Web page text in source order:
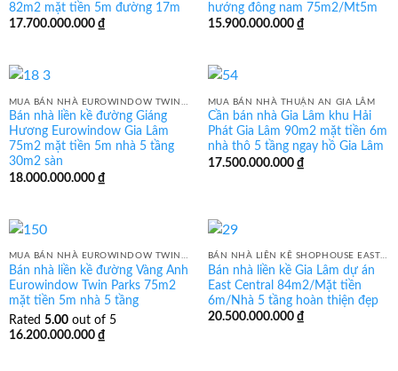
82m2 mặt tiền 5m đường 17m
17.700.000.000 ₫
hướng đông nam 75m2/Mt5m
15.900.000.000 ₫
Bán nhà liền kề đường Giáng
Hương Eurowindow Gia Lâm
75m2 mặt tiền 5m nhà 5 tầng
30m2 sàn
18.000.000.000 ₫
MUA BÁN NHÀ THUẬN AN GIA LÂM
Cần bán nhà Gia Lâm khu Hải
Phát Gia Lâm 90m2 mặt tiền 6m
nhà thô 5 tầng ngay hồ Gia Lâm
17.500.000.000 ₫
MUA BÁN NHÀ EUROWINDOW TWIN PARK GIA LÂM
Bán nhà liền kề đường Vàng Anh
Eurowindow Twin Parks 75m2
mặt tiền 5m nhà 5 tầng
Rated 5.00out of 5
16.200.000.000 ₫
BÁN NHÀ LIỀN KỀ SHOPHOUSE EAST CENTER GIA LÂM
Bán nhà liền kề Gia Lâm dự án
East Central 84m2/Mặt tiền
6m/Nhà 5 tầng hoàn thiện đẹp
20.500.000.000 ₫